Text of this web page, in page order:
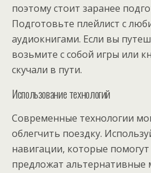
поэтому стоит заранее
Подготовьте плейлист с
аудиокнигами. Если вы
возьмите с собой игры или
скучали в пути.
Использование технологий
Современные технологии
облегчить поездку.
навигации, которые
предложат